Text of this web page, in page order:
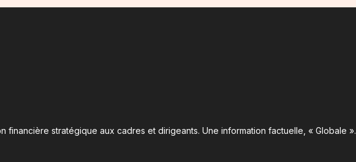
financière stratégique aux cadres et dirigeants. Une information factuelle, « Globale ».